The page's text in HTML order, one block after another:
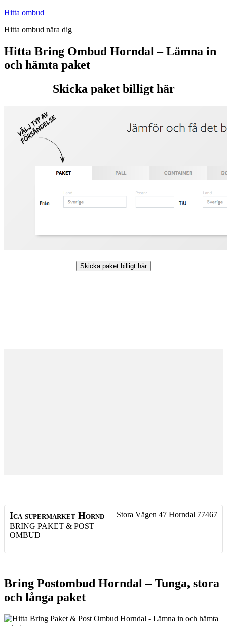
Hoppa
innehåll
Hitta ombud
Hitta ombud nära dig
Hitta Bring Ombud Horndal – Lämna in
och hämta paket
Skicka paket billigt här
Skicka paket billigt här
Ica supermarket Hornd
BRING PAKET & POST
OMBUD
Stora Vägen 47 Horndal 77467
Bring Postombud Horndal – Tunga, stora
och långa paket